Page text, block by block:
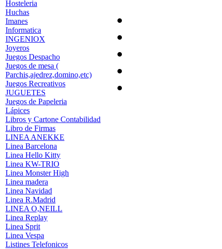
Hosteleria
Huchas
Imanes
Informatica
INGENIOX
Joyeros
Juegos Despacho
Juegos de mesa (
Parchis,ajedrez,domino,etc)
Juegos Recreativos
JUGUETES
Juegos de Papeleria
Lápices
Libros y Cartone Contabilidad
Libro de Firmas
LINEA ANEKKE
Linea Barcelona
Linea Hello Kitty
Linea KW-TRIO
Linea Monster High
Linea madera
Linea Navidad
Linea R.Madrid
LINEA O,NEILL
Linea Replay
Linea Sprit
Linea Vespa
Listines Telefonicos